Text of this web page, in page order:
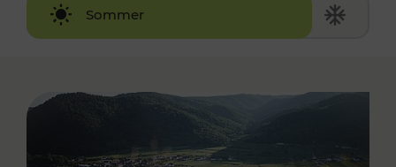
Sommer
Winter